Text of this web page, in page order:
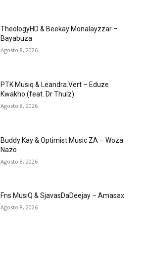
TheologyHD & Beekay Monalayzzar –
Bayabuza
Agosto 8, 2026
PTK Musiq & Leandra.Vert – Eduze
Kwakho (feat. Dr Thulz)
Agosto 8, 2026
Buddy Kay & Optimist Music ZA – Woza
Nazo
Agosto 8, 2026
Fns MusiQ & SjavasDaDeejay – Amasax
Agosto 8, 2026